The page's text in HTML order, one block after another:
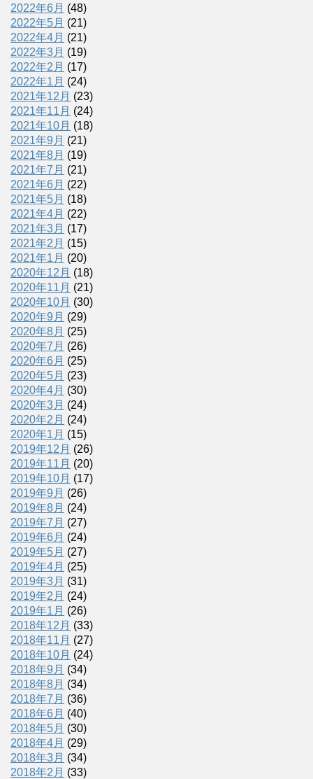
2022年6月 (48)
2022年5月 (21)
2022年4月 (21)
2022年3月 (19)
2022年2月 (17)
2022年1月 (24)
2021年12月 (23)
2021年11月 (24)
2021年10月 (18)
2021年9月 (21)
2021年8月 (19)
2021年7月 (21)
2021年6月 (22)
2021年5月 (18)
2021年4月 (22)
2021年3月 (17)
2021年2月 (15)
2021年1月 (20)
2020年12月 (18)
2020年11月 (21)
2020年10月 (30)
2020年9月 (29)
2020年8月 (25)
2020年7月 (26)
2020年6月 (25)
2020年5月 (23)
2020年4月 (30)
2020年3月 (24)
2020年2月 (24)
2020年1月 (15)
2019年12月 (26)
2019年11月 (20)
2019年10月 (17)
2019年9月 (26)
2019年8月 (24)
2019年7月 (27)
2019年6月 (24)
2019年5月 (27)
2019年4月 (25)
2019年3月 (31)
2019年2月 (24)
2019年1月 (26)
2018年12月 (33)
2018年11月 (27)
2018年10月 (24)
2018年9月 (34)
2018年8月 (34)
2018年7月 (36)
2018年6月 (40)
2018年5月 (30)
2018年4月 (29)
2018年3月 (34)
2018年2月 (33)